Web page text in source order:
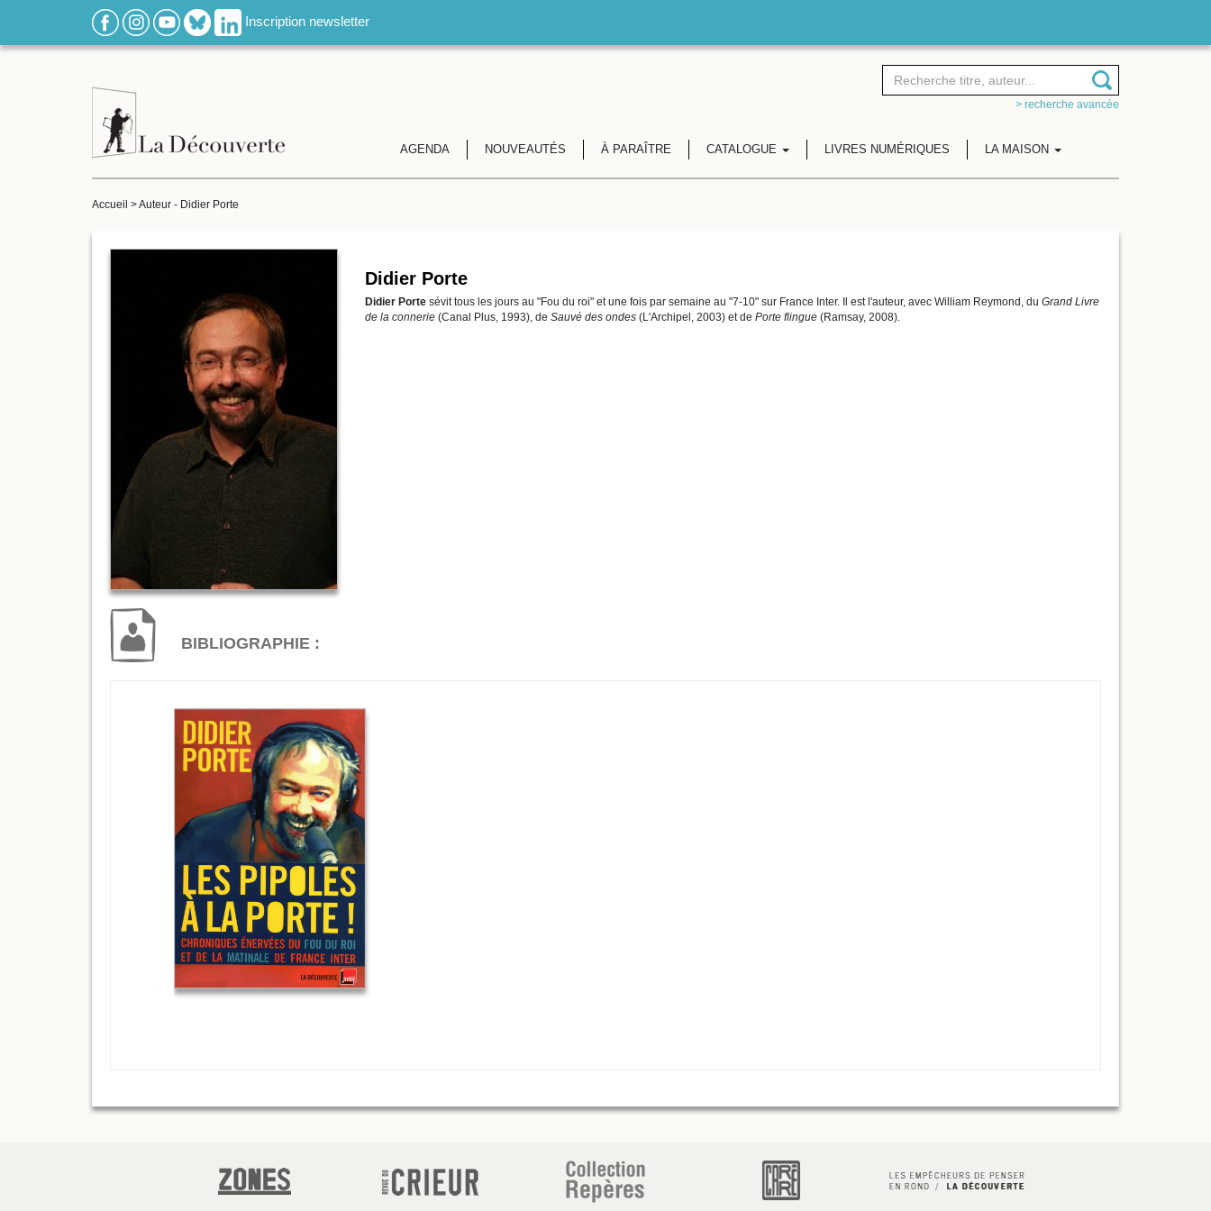
Inscription newsletter
> recherche avancée
AGENDA NOUVEAUTÉS À PARAÎTRE CATALOGUE LIVRES NUMÉRIQUES LA MAISON
Accueil >Auteur - Didier Porte
Didier Porte
Didier Portesévit tous les jours au "Fou du roi" et une fois par semaine au "7-10" sur France Inter. Il est l'auteur, avec William Reymond, du Grand Livre
de la connerie(Canal Plus, 1993), de Sauvé des ondes(L'Archipel, 2003) et de Porte flingue(Ramsay, 2008).
BIBLIOGRAPHIE :